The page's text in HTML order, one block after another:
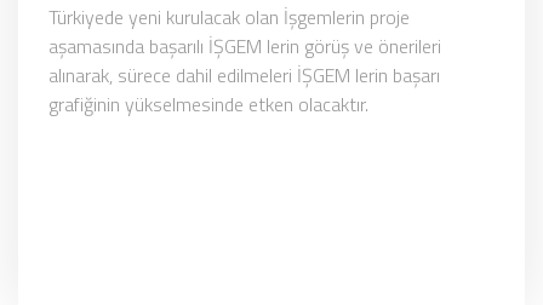
Türkiyede yeni kurulacak olan İşgemlerin proje
aşamasında başarılı İŞGEM lerin görüş ve önerileri
alınarak, sürece dahil edilmeleri İŞGEM lerin başarı
grafiğinin yükselmesinde etken olacaktır.